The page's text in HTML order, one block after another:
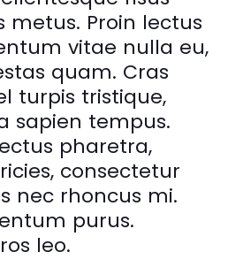
metus. Proin lectus
vitae nulla eu,
quam. Cras
turpis tristique,
sapien tempus.
pharetra,
consectetur
nec rhoncus mi.
purus.
leo.